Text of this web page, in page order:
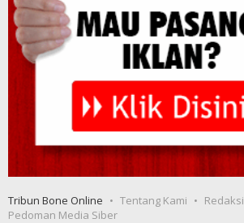
Tribun Bone Online Tentang Kami
Redaksi
Pedoman Media Siber